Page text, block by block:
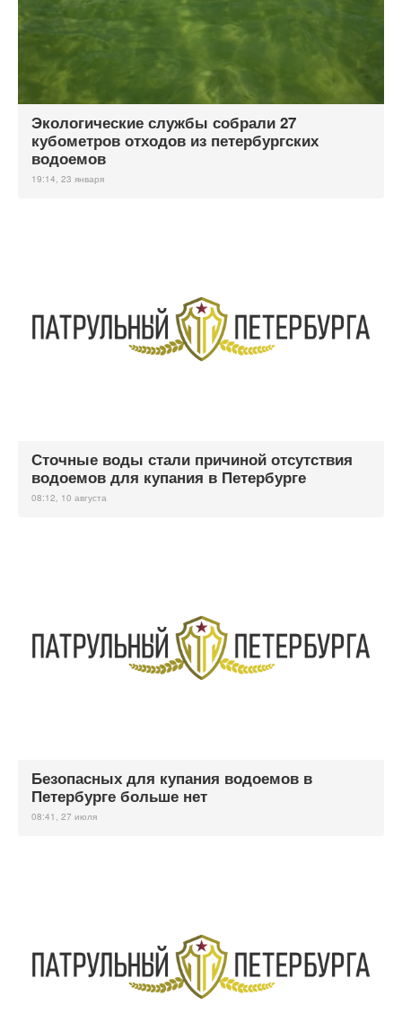
Экологические службы собрали 27
кубометров отходов из петербургских
водоемов
19:14, 23 января
Сточные воды стали причиной отсутствия
водоемов для купания в Петербурге
08:12, 10 августа
Безопасных для купания водоемов в
Петербурге больше нет
08:41, 27 июля